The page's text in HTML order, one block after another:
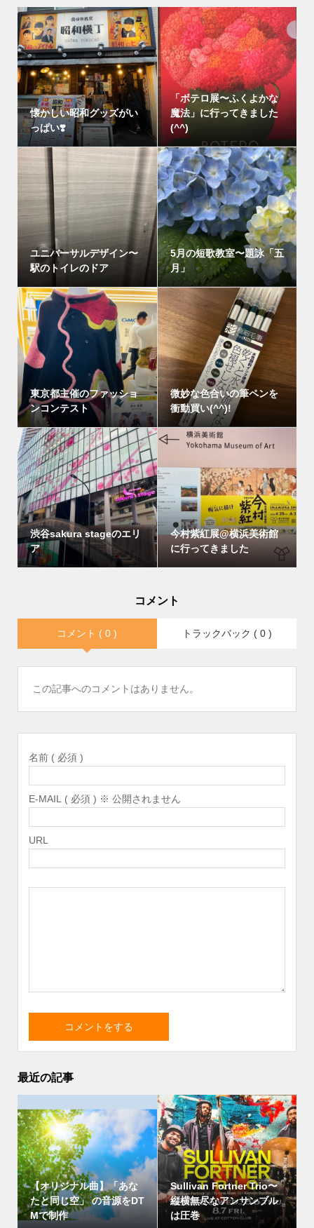
懐かしい昭和グッズがい
っぱい❣️
「ボテロ展〜ふくよかな
魔法」に行ってきました
(^^)
ユニバーサルデザイン〜
駅のトイレのドア
5月の短歌教室〜題詠「五
月」
東京都主催のファッショ
ンコンテスト
微妙な色合いの筆ペンを
衝動買い(^^)!
渋谷sakura stageのエリ
ア
今村紫紅展@横浜美術館
に行ってきました
コメント
コメント ( 0 ) トラックバック ( 0 )
この記事へのコメントはありません。
名前 ( 必須 )
E-MAIL ( 必須 ) ※ 公開されません
URL
最近の記事
【オリジナル曲】「あな
たと同じ空」 の音源をDT
Mで制作
Sullivan Fortner Trio〜
縦横無尽なアンサンブル
は圧巻